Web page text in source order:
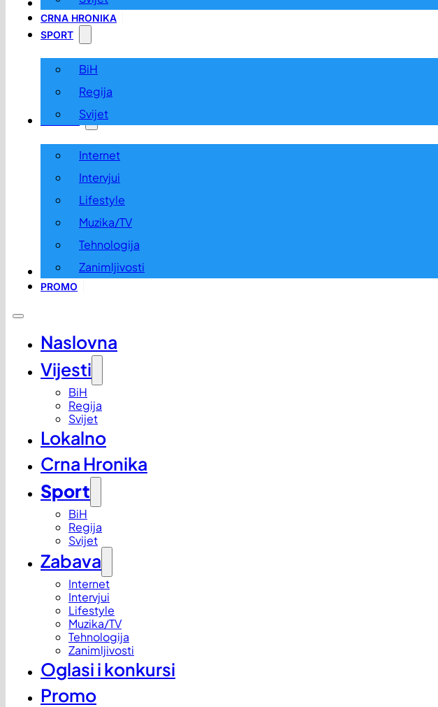
LOKALNO
CRNA HRONIKA
SPORT
BiH
Regija
Svijet
ZABAVA
Internet
Intervjui
Lifestyle
Muzika/TV
Tehnologija
Zanimljivosti
OGLASI I KONKURSI
PROMO
Naslovna
Vijesti
BiH
Regija
Svijet
Lokalno
Crna Hronika
Sport
BiH
Regija
Svijet
Zabava
Internet
Intervjui
Lifestyle
Muzika/TV
Tehnologija
Zanimljivosti
Oglasi i konkursi
Promo